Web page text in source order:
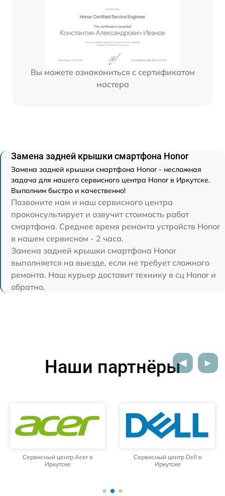
Вы можете ознакомиться с сертификатом
мастера
Замена задней крышки смартфона Honor
Замена задней крышки смартфона Honor - несложная
задача для нашего сервисного центра Honor в Иркутске.
Выполним быстро и качественно!
Позвоните нам и наш сервисного центра
проконсультирует и озвучит стоимость работ
смартфона. Среднее время ремонта устройств Honor
в нашем сервисном - 2 часа.
Замена задней крышки смартфона Honor
выполняется на выезде, если не требует сложного
ремонта. Наш курьер доставит технику в сц Honor и
обратно.
Наши партнёры
Сервисный центр Acer в
Иркутске
Сервисный центр Dell в
Иркутске